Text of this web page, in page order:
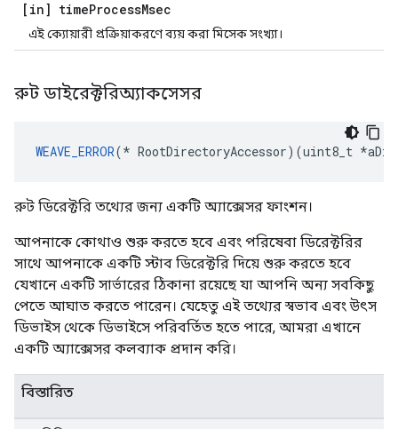
[in] timeProcessMsec
এই ক্যোয়ারী প্রক্রিয়াকরণে ব্যয় করা মিসেক সংখ্যা।
রুট ডাইরেক্টরিঅ্যাকসেসর
WEAVE_ERROR(* RootDirectoryAccessor)(uint8_t
রুট ডিরেক্টরি তথ্যের জন্য একটি অ্যাক্সেসর ফাংশন।
আপনাকে কোথাও শুরু করতে হবে এবং পরিষেবা ডিরেক্টরির
সাথে আপনাকে একটি স্টাব ডিরেক্টরি দিয়ে শুরু করতে হবে
যেখানে একটি সার্ভারের ঠিকানা রয়েছে যা আপনি অন্য সবকিছু
পেতে আঘাত করতে পারেন। যেহেতু এই তথ্যের স্বভাব এবং উৎস
ডিভাইস থেকে ডিভাইসে পরিবর্তিত হতে পারে, আমরা এখানে
একটি অ্যাক্সেসর কলব্যাক প্রদান করি।
বিস্তারিত